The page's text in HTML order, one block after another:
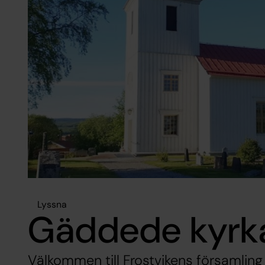
Lyssna
Gäddede
Välkommen till Frostvikens församling